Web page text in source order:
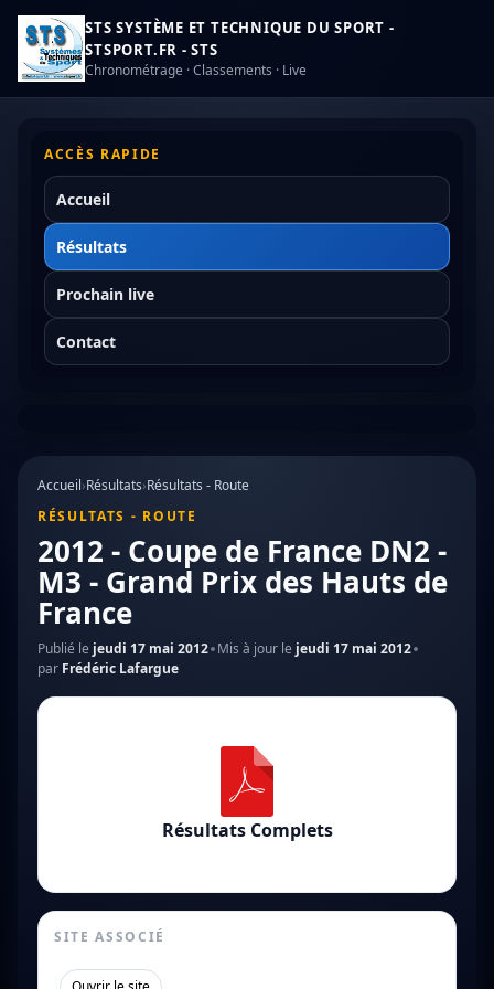
STS SYSTÈME ET TECHNIQUE DU SPORT -
STSPORT.FR - STS
Chronométrage · Classements · Live
ACCÈS RAPIDE
Accueil
Résultats
Prochain live
Contact
Accueil›Résultats›Résultats - Route
RÉSULTATS - ROUTE
2012 - Coupe de France DN2 -
M3 - Grand Prix des Hauts de
France
Publié le jeudi 17 mai 2012 Mis à jour le jeudi 17 mai 2012
par Frédéric Lafargue
Résultats Complets
SITE ASSOCIÉ